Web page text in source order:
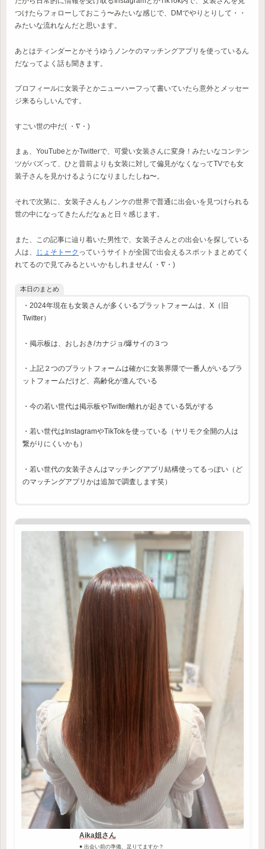
つけたらフォローしておこう〜みたいな感じで、DMでやりとりして・・
みたいな流れなんだと思います。
あとはティンダーとかそうゆうノンケのマッチングアプリを使っているん
だなってよく話も聞きます。
プロフィールに女装子とかニューハーフって書いていたら意外とメッセー
ジ来るらしいんです。
すごい世の中だ( ・∇・)
まぁ、YouTubeとかTwitterで、可愛い女装さんに変身！みたいなコンテン
ツがバズって、ひと昔前よりも女装に対して偏見がなくなってTVでも女
装子さんを見かけるようになりましたしね〜。
それで次第に、女装子さんもノンケの世界で普通に出会いを見つけられる
世の中になってきたんだなぁと日々感じます。
また、この記事に辿り着いた男性で、女装子さんとの出会いを探している
人は、
じょそトーク っていうサイトが全国で出会えるスポットまとめてく
れてるので見てみるといいかもしれません( ・∇・)
本日のまとめ
・2024年現在も女装さんが多くいるプラットフォームは、X（旧
Twitter）
・掲示板は、おしおき/カナジョ/爆サイの３つ
・上記２つのプラットフォームは確かに女装界隈で一番人がいるプラ
ットフォームだけど、高齢化が進んでいる
・今の若い世代は掲示板やTwitter離れが起きている気がする
・若い世代はInstagramやTikTokを使っている（ヤリモク全開の人は
繋がりにくいかも）
・若い世代の女装子さんはマッチングアプリ結構使ってるっぽい（ど
のマッチングアプリかは追加で調査します笑）
Aika姐さん
● 出会い前の準備、足りてますか？